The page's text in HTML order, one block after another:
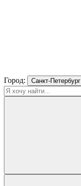
Город: Санкт-Петербург